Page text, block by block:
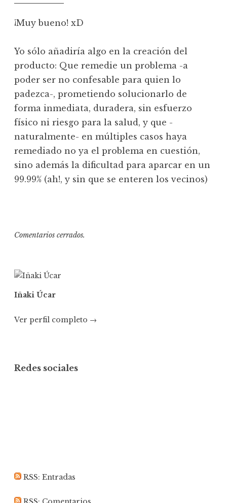
¡Muy bueno! xD
Yo sólo añadiría algo en la creación del
producto: Que remedie un problema -a
poder ser no confesable para quien lo
padezca-, prometiendo solucionarlo de
forma inmediata, duradera, sin esfuerzo
físico ni riesgo para la salud, y que -
naturalmente- en múltiples casos haya
remediado no ya el problema en cuestión,
sino además la dificultad para aparcar en un
99.99% (ah!, y sin que se enteren los vecinos)
Comentarios cerrados.
Iñaki Úcar
Ver perfil completo →
Redes sociales
Enchufa2
iucar
Enchufa2
RSS: Entradas